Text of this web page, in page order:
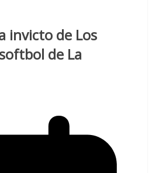
invicto de Los
de La